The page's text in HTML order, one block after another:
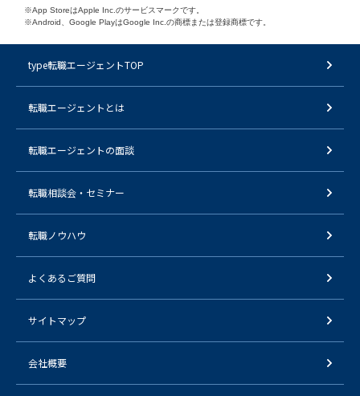
※App StoreはApple Inc.のサービスマークです。
※Android、Google PlayはGoogle Inc.の商標または登録商標です。
type転職エージェントTOP
転職エージェントとは
転職エージェントの面談
転職相談会・セミナー
転職ノウハウ
よくあるご質問
サイトマップ
会社概要